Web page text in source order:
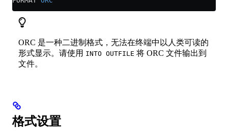
ORC 是一种二进制格式，无法在终端中以人类可读的
形式显示。请使用 INTO OUTFILE 将 ORC 文件输出到
文件。
格式设置